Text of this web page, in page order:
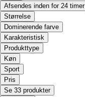
Afsendes inden for 24 timer
Størrelse
Dominerende farve
Karakteristisk
Produkttype
Køn
Sport
Pris
Se 33 produkter